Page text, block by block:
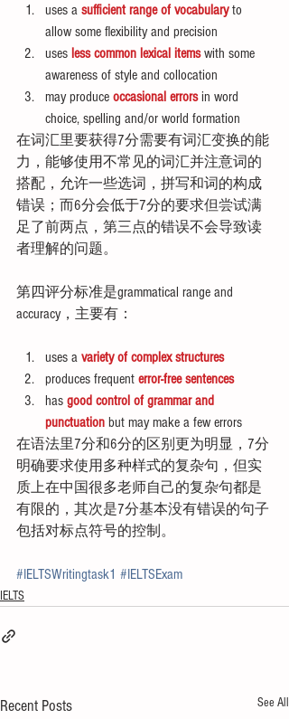
uses a sufficient range of vocabulary to
allow some flexibility and precision
uses less common lexical items with some
awareness of style and collocation
may produce occasional errors in word
choice, spelling and/or world formation
在词汇里要获得7分需要有词汇变换的能
力，能够使用不常见的词汇并注意词的
搭配，允许一些选词，拼写和词的构成
错误；而6分会低于7分的要求但尝试满
足了前两点，第三点的错误不会导致读
者理解的问题。
第四评分标准是grammatical range and
accuracy，主要有：
uses a variety of complex structures
produces frequent error-free sentences
has good control of grammar and
punctuation but may make a few errors
在语法里7分和6分的区别更为明显，7分
明确要求使用多种样式的复杂句，但实
质上在中国很多老师自己的复杂句都是
有限的，其次是7分基本没有错误的句子
包括对标点符号的控制。
#IELTSWritingtask1 #IELTSExam
IELTS
Recent Posts See All